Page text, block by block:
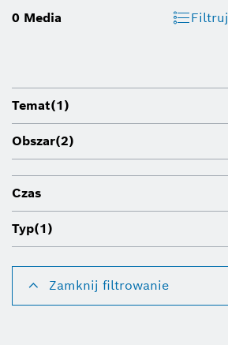
0 Media Filtruj
Temat(1)
Obszar(2)
Czas
Typ(1)
Zamknij filtrowanie